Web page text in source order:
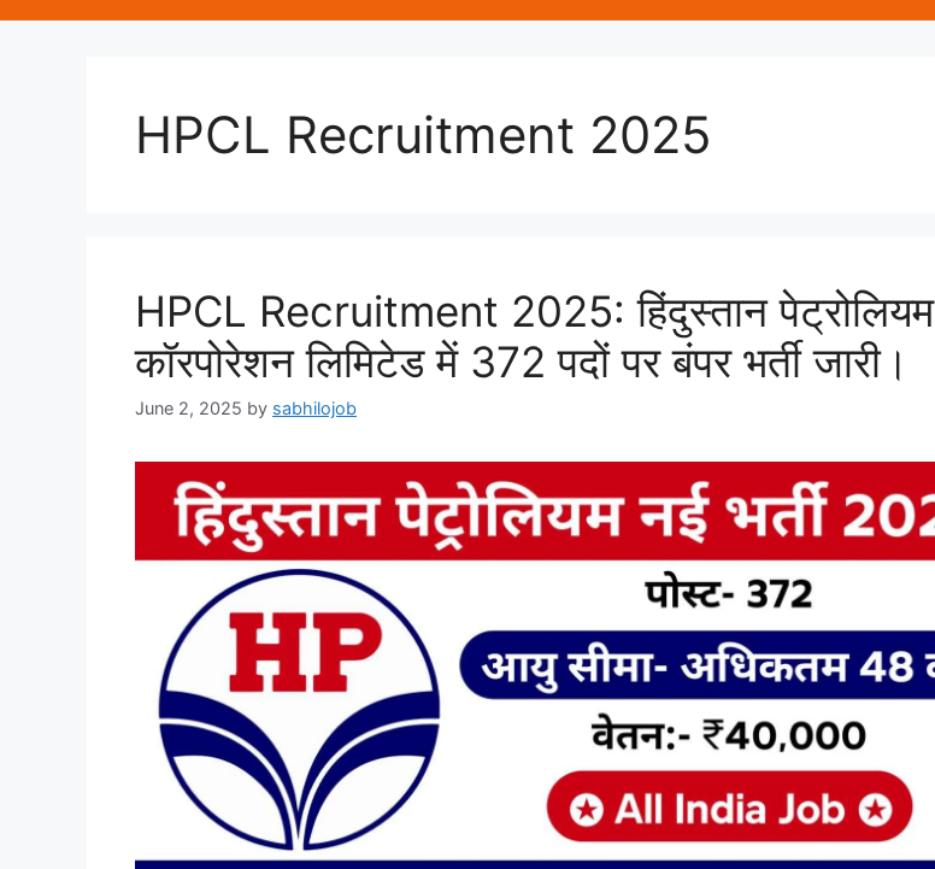
HPCL Recruitment 2025
HPCL Recruitment 2025: हिंदुस्तान पेट्रोलियम
कॉरपोरेशन लिमिटेड में 372 पदों पर बंपर भर्ती जारी।
June 2, 2025 by sabhilojob